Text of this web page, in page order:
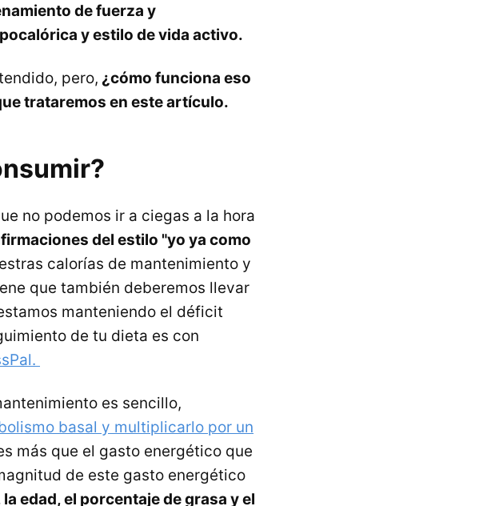
de fuerza y
y estilo de vida activo.
pero, ¿cómo funciona eso
trataremos en este artículo.
no podemos ir a ciegas a la hora
del estilo "yo ya como
calorías de mantenimiento y
que también deberemos llevar
manteniendo el déficit
de tu dieta es con
es sencillo,
basal y multiplicarlo por un
más que el gasto energético que
de este gasto energético
edad, el porcentaje de grasa y el